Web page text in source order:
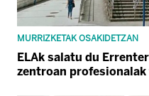
MURRIZKETAK OSAKIDETZAN
ELAk salatu du
zentroan